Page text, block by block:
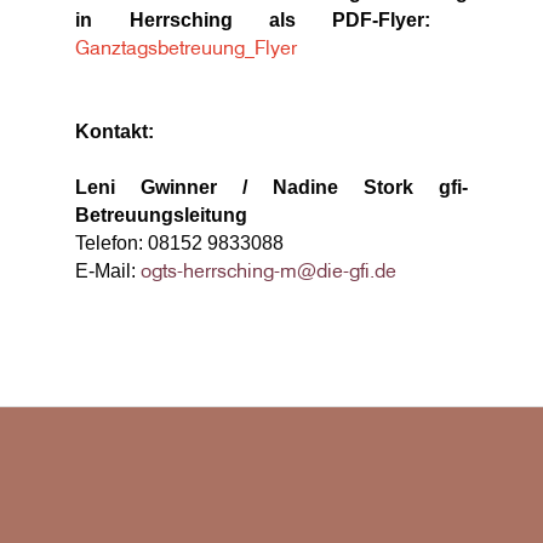
in Herrsching als PDF-Flyer:
Ganztagsbetreuung_Flyer
Kontakt:
Leni Gwinner / Nadine Stork gfi-
Betreuungsleitung
Telefon: 08152 9833088
E-Mail:ogts-herrsching-m@die-gfi.de